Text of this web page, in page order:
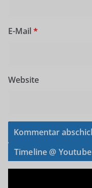
E-Mail *
Website
Timeline @ Youtube